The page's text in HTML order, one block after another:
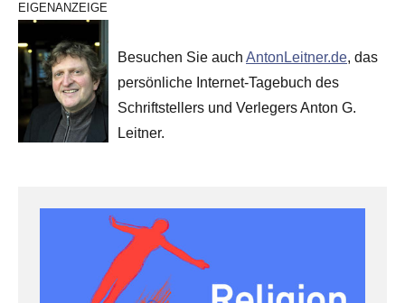
EIGENANZEIGE
Besuchen Sie auch AntonLeitner.de, das
persönliche Internet-Tagebuch des
Schriftstellers und Verlegers Anton G.
Leitner.